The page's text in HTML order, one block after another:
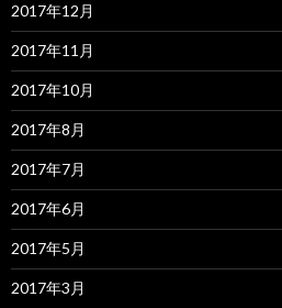
2017年12月
2017年11月
2017年10月
2017年8月
2017年7月
2017年6月
2017年5月
2017年3月